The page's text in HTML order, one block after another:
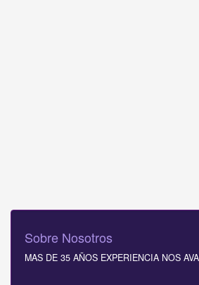
Sobre Nosotros
MAS DE 35 AÑOS EXPERIENCIA NOS